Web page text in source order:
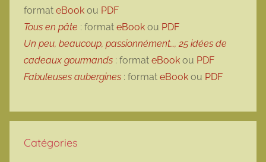
format eBook ou PDF
Tous en pâte : format eBook ou PDF
Un peu, beaucoup, passionnément…, 25 idées de
cadeaux gourmands : format eBook ou PDF
Fabuleuses aubergines : format eBook ou PDF
Catégories